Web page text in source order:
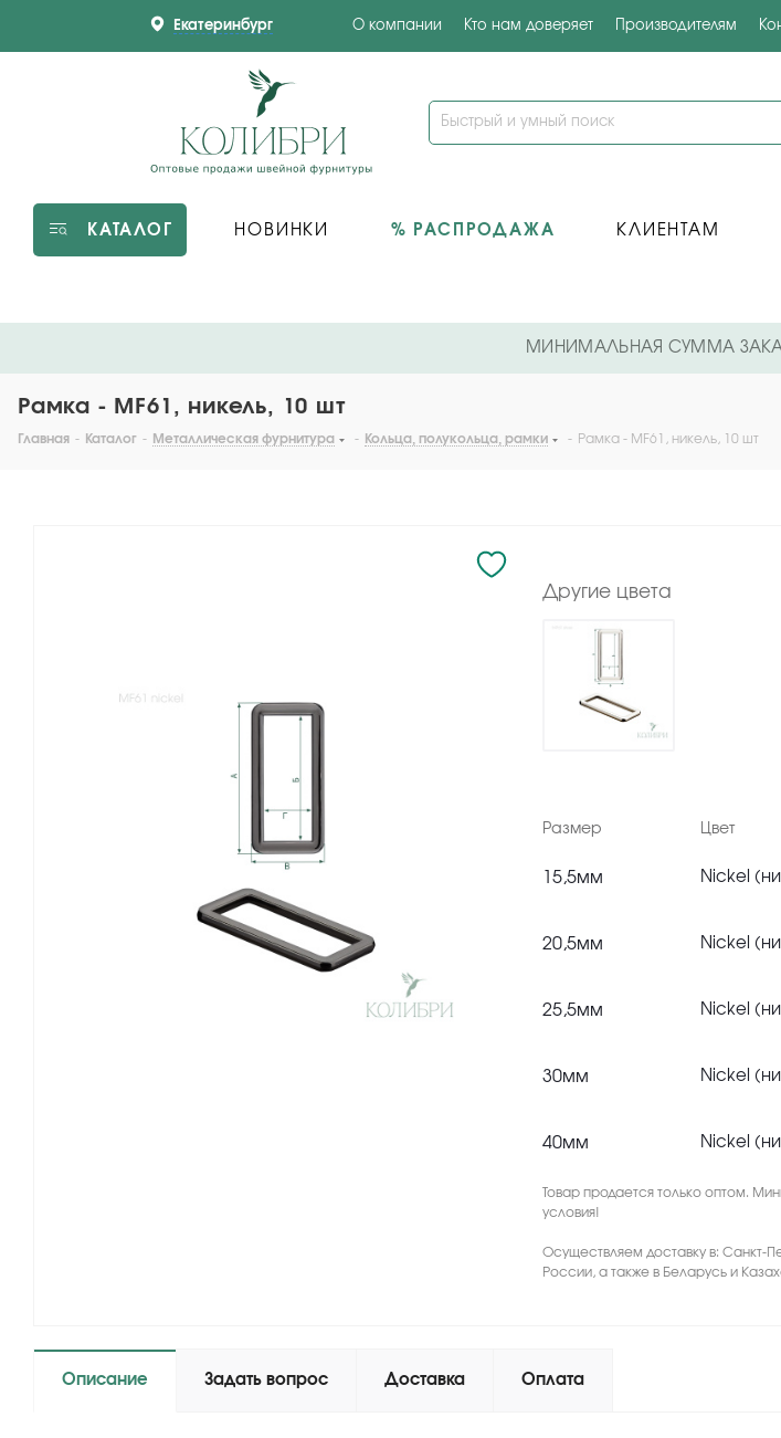
Екатеринбург О компании Кто нам доверяет Производителям
КАТАЛОГ НОВИНКИ % РАСПРОДАЖА КЛИЕНТАМ
МИНИМАЛЬНАЯ СУММА
Рамка - MF61, никель, 10 шт
Главная - Каталог - Металлическая фурнитура - Кольца, полукольца, рамки - Рамка - MF61, никель, 10 шт
Другие цвета
Размер Цвет
15,5мм Nickel
20,5мм Nickel
25,5мм Nickel
30мм Nickel
40мм Nickel
Товар продается только оптом.
условия!
Осуществляем доставку в: Санкт-
России, а также в Беларусь и
Описание Задать вопрос Доставка Оплата